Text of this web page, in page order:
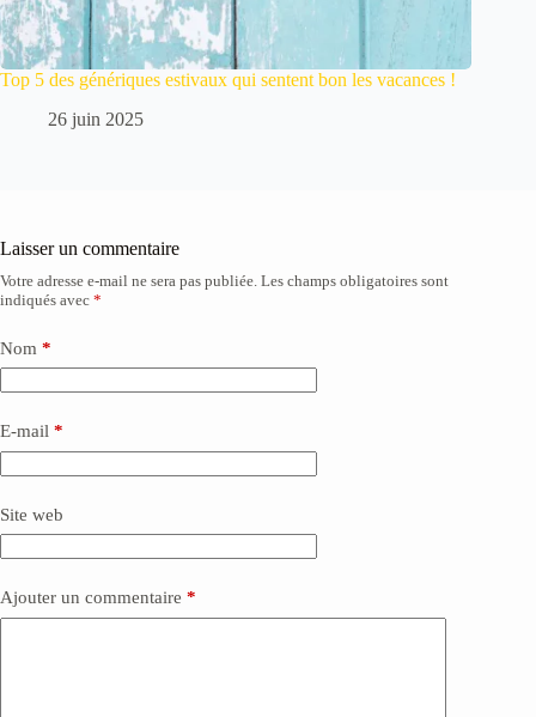
Top 5 des génériques estivaux qui sentent bon les vacances !
26 juin 2025
Laisser un commentaire
Votre adresse e-mail ne sera pas publiée. Les champs obligatoires sont
indiqués avec *
Nom *
E-mail *
Site web
Ajouter un commentaire *
A
l
e
r
n
t
i
v
: